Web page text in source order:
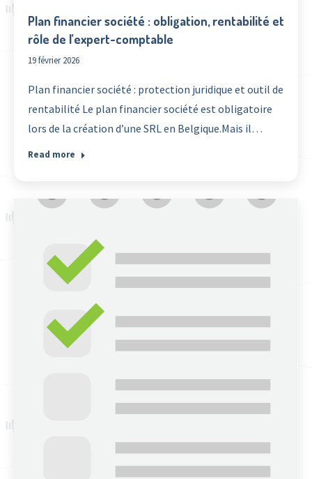
Plan financier société : obligation, rentabilité et
rôle de l’expert-comptable
19 février 2026
Plan financier société : protection juridique et outil de
rentabilité Le plan financier société est obligatoire
lors de la création d’une SRL en Belgique.Mais il…
Read more